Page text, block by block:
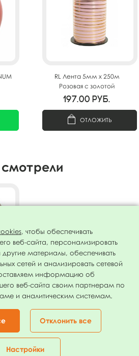
Корзина
RL Лента 5мм x 250м
Розовая с золотой
полосой(Москва) А0547
197.00 руб.
ОТЛОЖИТЬ
, чтобы обеспечивать
веб-сайта, персонализировать
материалы, обеспечивать
сетей и анализировать сетевой
информацию об
веб-сайта своим партнерам по
и аналитическим системам.
Отклонить все
Настройки